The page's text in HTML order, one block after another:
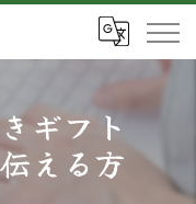
ギフト
える方